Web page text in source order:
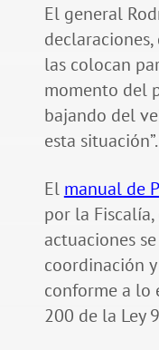
El general
declaraciones,
las colocan
momento del
bajando del
esta situación”.
El manual de
por la
actuaciones
coordinación
conforme a lo
200 de la Ley